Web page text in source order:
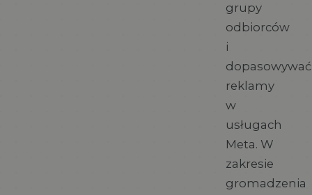
grupy
odbiorców
i
dopasowywać
reklamy
w
usługach
Meta. W
zakresie
gromadzenia